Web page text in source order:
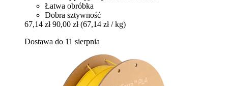
Łatwa obróbka
Dobra sztywność
67,14 zł 90,00 zł (67,14 zł / kg)
Dostawa do 11 sierpnia